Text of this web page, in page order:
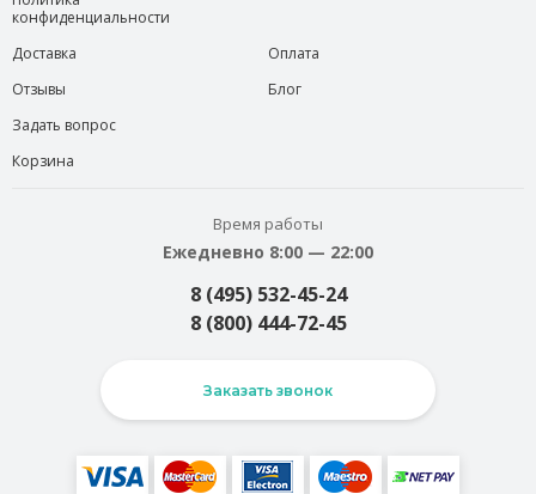
конфиденциальности
Доставка
Отзывы
Задать вопрос
Корзина
Оплата
Блог
Время работы
Ежедневно 8:00 — 22:00
8 (495) 532-45-24
8 (800) 444-72-45
Заказать звонок